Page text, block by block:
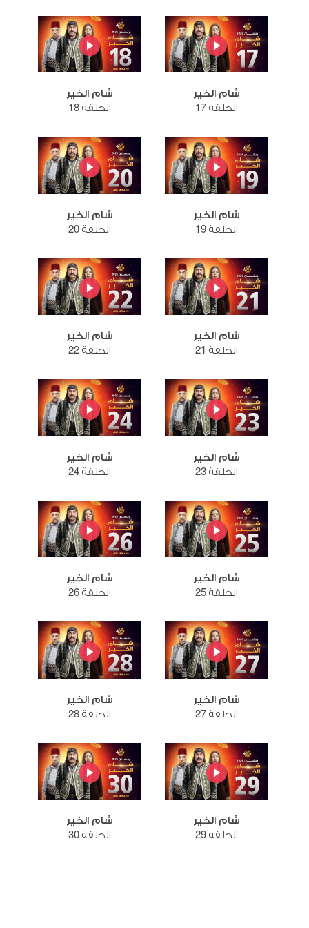
شام الخير
الحلقة 17
شام الخير
الحلقة 18
شام الخير
الحلقة 19
شام الخير
الحلقة 20
شام الخير
الحلقة 21
شام الخير
الحلقة 22
شام الخير
الحلقة 23
شام الخير
الحلقة 24
شام الخير
الحلقة 25
شام الخير
الحلقة 26
شام الخير
الحلقة 27
شام الخير
الحلقة 28
شام الخير
الحلقة 29
شام الخير
الحلقة 30